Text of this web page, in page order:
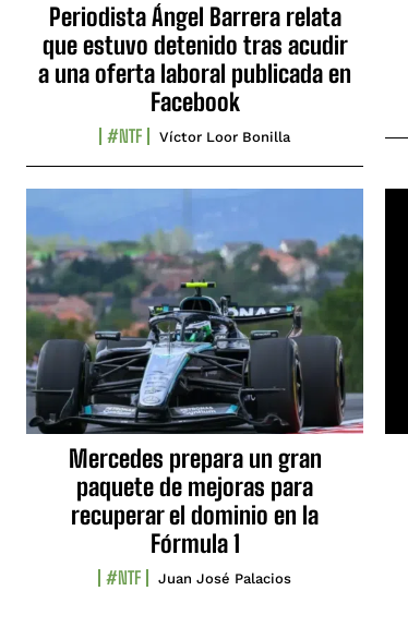
Periodista Ángel Barrera relata
que estuvo detenido tras acudir
a una oferta laboral publicada en
Facebook
#NTF Víctor Loor Bonilla
Mercedes prepara un gran
paquete de mejoras para
recuperar el dominio en la
Fórmula 1
#NTF Juan José Palacios